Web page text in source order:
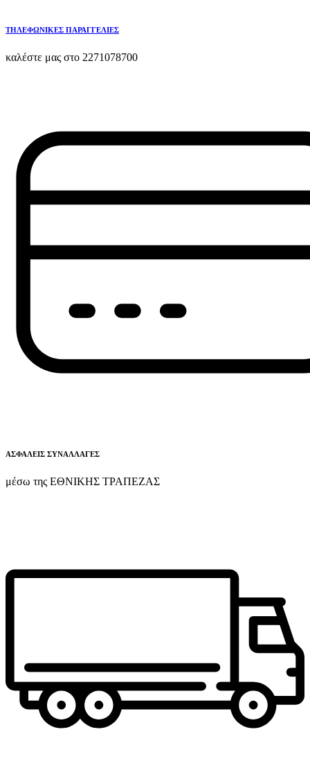
ΤΗΛΕΦΩΝΙΚΕΣ ΠΑΡΑΓΓΕΛΙΕΣ
καλέστε μας στο 2271078700
ΑΣΦΑΛΕΙΣ ΣΥΝΑΛΛΑΓΕΣ
μέσω της ΕΘΝΙΚΗΣ ΤΡΑΠΕΖΑΣ